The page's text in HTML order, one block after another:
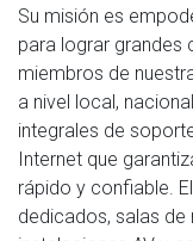
Su misión es
para lograr grandes
miembros de
a nivel local,
integrales de
Internet que
rápido y confiable.
dedicados, salas de